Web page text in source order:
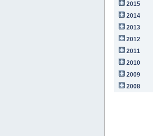
2015
2014
2013
2012
2011
2010
2009
2008